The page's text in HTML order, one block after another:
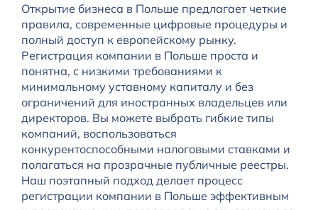
Открытие бизнеса в Польше предлагает четкие
правила, современные цифровые процедуры и
полный доступ к европейскому рынку.
Регистрация компании в Польше проста и
понятна, с низкими требованиями к
минимальному уставному капиталу и без
ограничений для иностранных владельцев или
директоров. Вы можете выбрать гибкие типы
компаний, воспользоваться
конкурентоспособными налоговыми ставками и
полагаться на прозрачные публичные реестры.
Наш поэтапный подход делает процесс
регистрации компании в Польше эффективным